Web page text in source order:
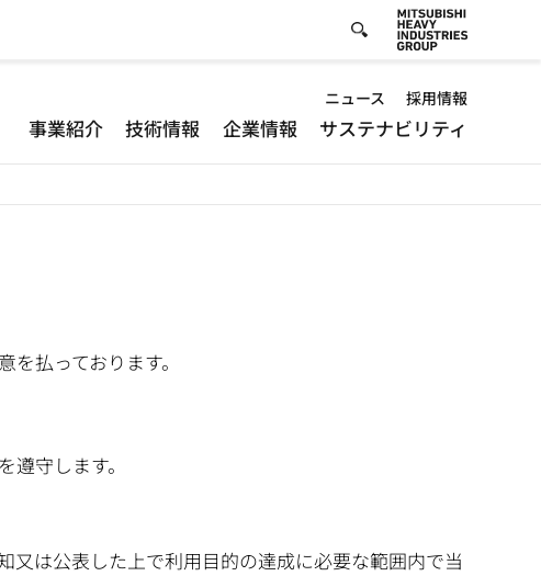
Default
-
Header
ニュース 採用情報
事業紹介 技術情報 企業情報 サステナビリティ
払っております。
守します。
は公表した上で利用目的の達成に必要な範囲内で当